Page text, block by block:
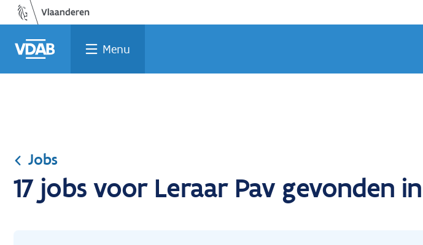
Ga
naar
de
inhoud
Vind
een
job
Vind
een
opleiding
Welke
job
past
bij
Terug
naar
home
Menu
Jobs
17 jobs voor Leraar Pav gevonden